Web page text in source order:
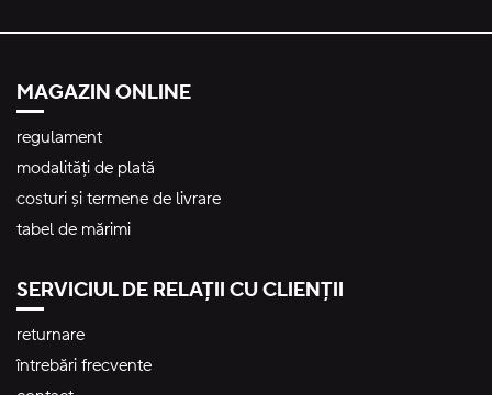
MAGAZIN ONLINE
regulament
modalități de plată
costuri și termene de livrare
tabel de mărimi
SERVICIUL DE RELAȚII CU CLIENȚII
returnare
întrebări frecvente